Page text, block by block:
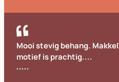
Mooi stevig behang.
motief is prachtig....